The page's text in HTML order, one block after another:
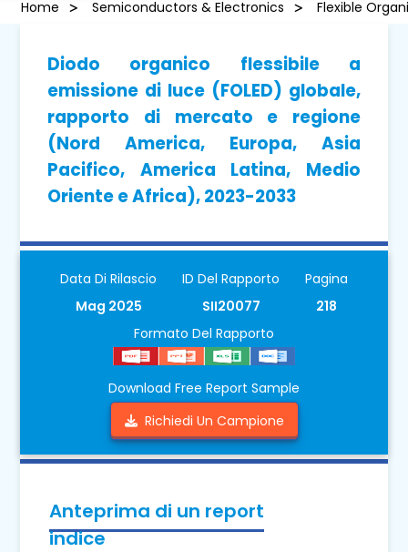
Home Semiconductors & Electronics Flexible
Diodo organico flessibile a
emissione di luce (FOLED) globale,
rapporto di mercato e regione
(Nord America, Europa, Asia
Pacifico, America Latina, Medio
Oriente e Africa), 2023-2033
Data Di Rilascio
Mag 2025
ID Del Rapporto
SII20077
Pagina
218
Formato Del Rapporto
Download Free Report Sample
Richiedi Un Campione
Anteprima di un report
indice